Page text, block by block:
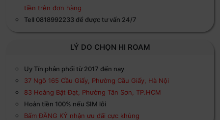
tiền trên đơn hàng
Tell 0818992233 để được tư vấn 24/7
LÝ DO CHỌN HI ROAM
Uy Tín phân phối từ 2017 đến nay
37 Ngõ 165 Cầu Giấy, Phường Cầu Giấy, Hà Nội
83 Hoàng Bật Đạt, Phường Tân Sơn, TP.HCM
Hoàn tiền 100% nếu SIM lỗi
Bấm ĐĂNG KÝ nhận ưu đãi cực khủng